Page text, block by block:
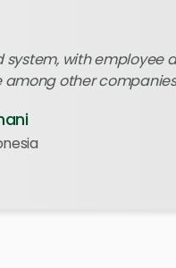
with employee
other companies